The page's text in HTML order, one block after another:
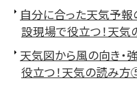
自分に合った天気予報
設現場で役立つ！天気
天気図から風の向き・
役立つ！天気の読み方